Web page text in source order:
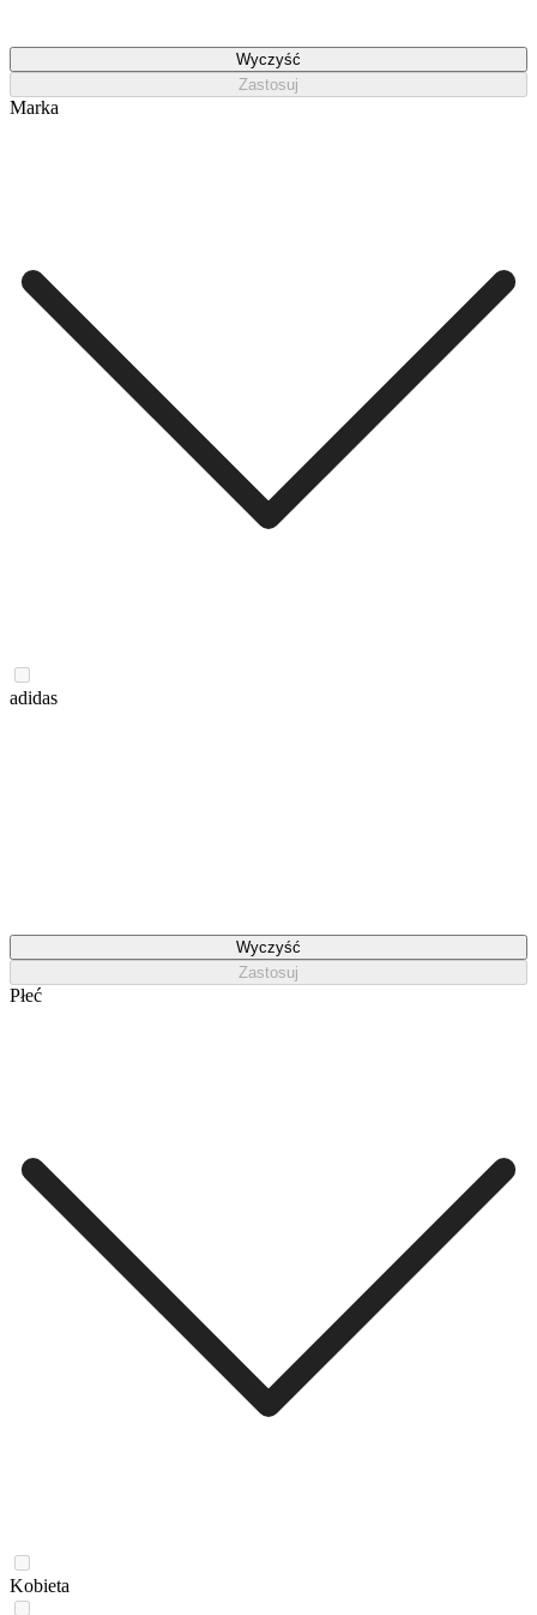
Wyczyść
Zastosuj
Marka
adidas
Wyczyść
Zastosuj
Płeć
Kobieta